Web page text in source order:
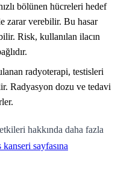
bölünen hücreleri hedef
zarar verebilir. Bu hasar
Risk, kullanılan ilacın
radyoterapi, testisleri
Radyasyon dozu ve tedavi
hakkında daha fazla
sayfasına